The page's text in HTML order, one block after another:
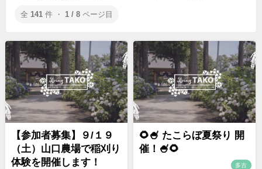
全 141 件 ・ 1 / 8 ページ目
【参加者募集】９/１９
（土）山口農場で稲刈り
体験を開催します！
🌻🍧 たこらぼ夏祭り 開
催！🍧🌻
多古